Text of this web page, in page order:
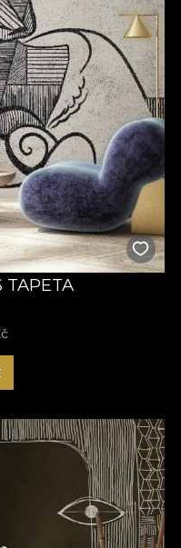
TAPETA